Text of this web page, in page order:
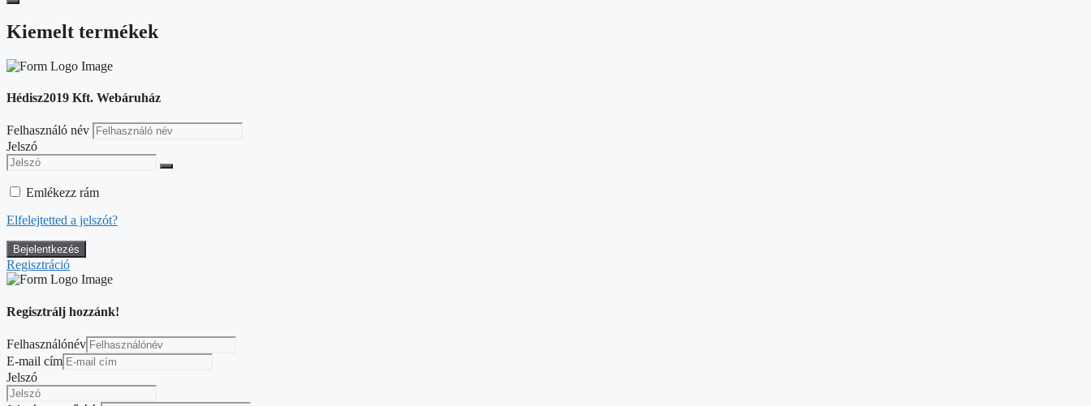
Kiemelt termékek
Hédisz2019 Kft. Webáruház
Felhasználó név
Jelszó
Emlékezz rám
Elfelejtetted a jelszót?
Regisztráció
Regisztrálj hozzánk!
Felhasználónév
E-mail cím
Jelszó